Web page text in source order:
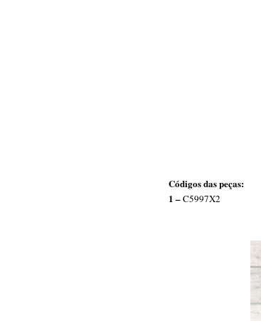
Códigos das peças:
1 –